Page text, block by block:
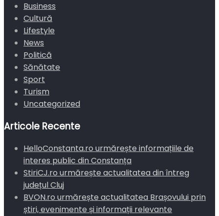
Business
Cultură
Lifestyle
News
Politică
Sănătate
Sport
Turism
Uncategorized
Articole Recente
HelloConstanta.ro urmărește informațiile de
interes public din Constanța
StiriCJ.ro urmărește actualitatea din întreg
județul Cluj
BVON.ro urmărește actualitatea Brașovului prin
știri, evenimente și informații relevante